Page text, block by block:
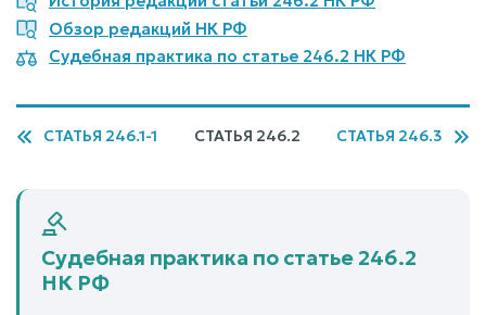
Обзор редакций НК РФ
Судебная практика по статье 246.2 НК РФ
СТАТЬЯ 246.1-1 СТАТЬЯ 246.2 СТАТЬЯ 246.3
Судебная практика по статье 246.2
НК РФ